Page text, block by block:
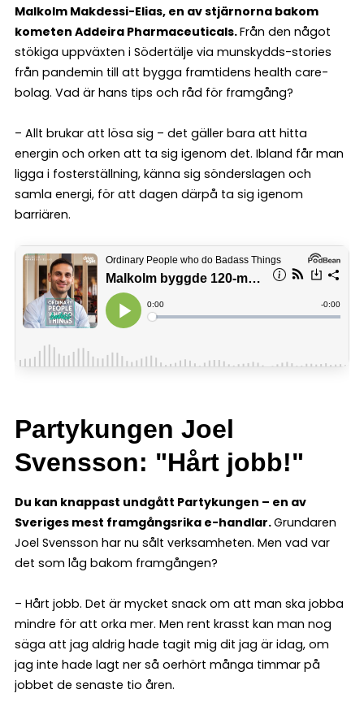
Malkolm Makdessi-Elias, en av stjärnorna bakom
kometen Addeira Pharmaceuticals.Från den något
stökiga uppväxten i Södertälje via munskydds-stories
från pandemin till att bygga framtidens health care-
bolag. Vad är hans tips och råd för framgång?
– Allt brukar att lösa sig – det gäller bara att hitta
energin och orken att ta sig igenom det. Ibland får man
ligga i fosterställning, känna sig sönderslagen och
samla energi, för att dagen därpå ta sig igenom
barriären.
Partykungen Joel
Svensson: "Hårt jobb!"
Du kan knappast undgått Partykungen – en av
Sveriges mest framgångsrika e-handlar.Grundaren
Joel Svensson har nu sålt verksamheten. Men vad var
det som låg bakom framgången?
– Hårt jobb. Det är mycket snack om att man ska jobba
mindre för att orka mer. Men rent krasst kan man nog
säga att jag aldrig hade tagit mig dit jag är idag, om
jag inte hade lagt ner så oerhört många timmar på
jobbet de senaste tio åren.